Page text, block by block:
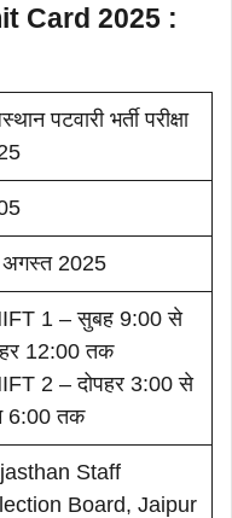
Card 2025 :
पटवारी भर्ती परीक्षा
2025
1 – सुबह 9:00 से
12:00 तक
2 – दोपहर 3:00 से
6:00 तक
Staff
Board, Jaipur